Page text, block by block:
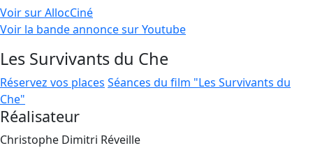
Voir sur AllocCiné
Voir la bande annonce sur Youtube
Les Survivants du Che
Réservez vos places Séances du film "Les Survivants du
Che"
Réalisateur
Christophe Dimitri Réveille